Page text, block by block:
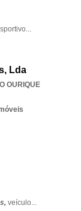
...
Lda
OURIQUE
veículo...